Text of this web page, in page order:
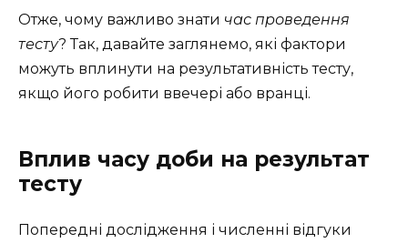
Отже, чому важливо знати час проведення
тесту? Так, давайте заглянемо, які фактори
можуть вплинути на результативність тесту,
якщо його робити ввечері або вранці.
Вплив часу доби на результат
тесту
Попередні дослідження і численні відгуки